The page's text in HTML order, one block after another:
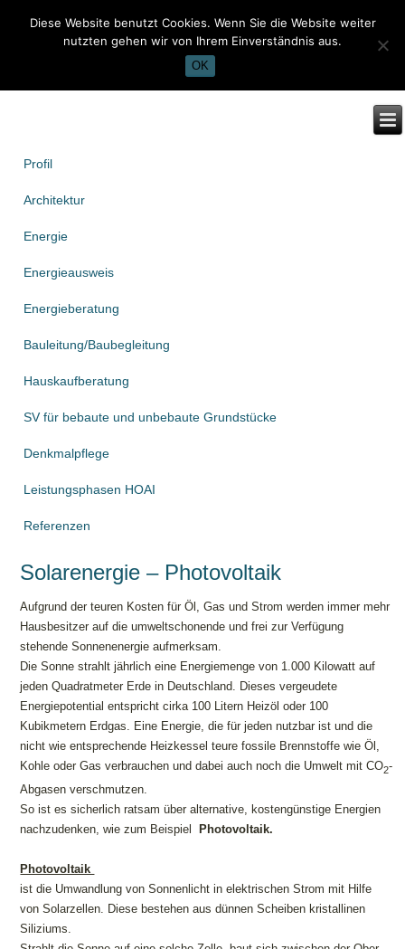
Profil
Architektur
Energie
Energieausweis
Energieberatung
Bauleitung/Baubegleitung
Hauskaufberatung
SV für bebaute und unbebaute Grundstücke
Denkmalpflege
Leistungsphasen HOAI
Referenzen
Solarenergie – Photovoltaik
Aufgrund der teuren Kosten für Öl, Gas und Strom werden immer mehr
Hausbesitzer auf die umweltschonende und frei zur Verfügung
stehende Sonnenenergie aufmerksam.
Die Sonne strahlt jährlich eine Energiemenge von 1.000 Kilowatt auf
jeden Quadratmeter Erde in Deutschland. Dieses vergeudete
Energiepotential entspricht cirka 100 Litern Heizöl oder 100
Kubikmetern Erdgas. Eine Energie, die für jeden nutzbar ist und die
nicht wie entsprechende Heizkessel teure fossile Brennstoffe wie Öl,
Kohle oder Gas verbrauchen und dabei auch noch die Umwelt mit CO2-
Abgasen verschmutzen.
So ist es sicherlich ratsam über alternative, kostengünstige Energien
nachzudenken, wie zum BeispielPhotovoltaik.
Photovoltaik
ist die Umwandlung von Sonnenlicht in elektrischen Strom mit Hilfe
von Solarzellen. Diese bestehen aus dünnen Scheiben kristallinen
Siliziums.
Diese Website benutzt Cookies. Wenn Sie die Website weiter
nutzten gehen wir von Ihrem Einverständnis aus.
OK